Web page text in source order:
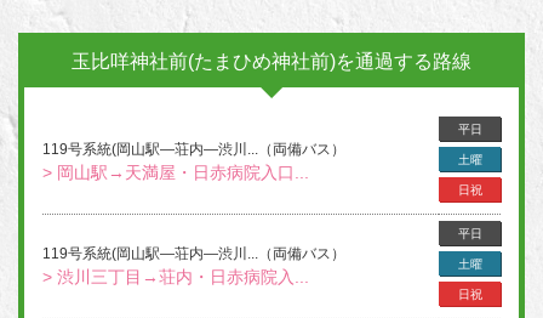
玉比咩神社前(たまひめ神社前)を通過する路線
119号系統(岡山駅―荘内―渋川...（両備バス）
> 岡山駅→天満屋・日赤病院入口...
平日
土曜
日祝
119号系統(岡山駅―荘内―渋川...（両備バス）
> 渋川三丁目→荘内・日赤病院入...
平日
土曜
日祝